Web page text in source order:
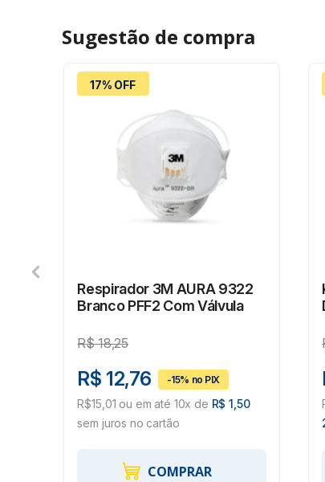
Sugestão de compra
17% OFF
Respirador 3M AURA 9322
Branco PFF2 Com Válvula
R$18,25
R$ 12,76
R$15,01 ou em até 10x de R$ 1,50
sem juros no cartão
COMPRAR